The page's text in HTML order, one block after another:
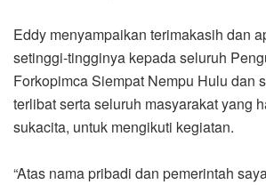
Eddy menyampaikan terimakasih dan
setinggi-tingginya kepada seluruh
Forkopimca Siempat Nempu Hulu dan
terlibat serta seluruh masyarakat yang
sukacita, untuk mengikuti kegiatan.
“Atas nama pribadi dan pemerintah